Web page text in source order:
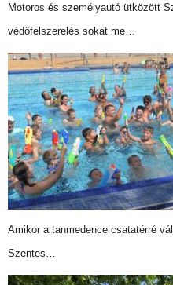
Motoros és személyautó ütközött
védőfelszerelés sokat me…
Amikor a tanmedence csatatérré
Szentes…